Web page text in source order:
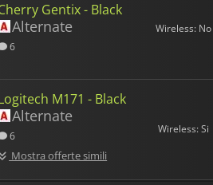
Gentix - Black
Alternate
6
Wireless: No
M171 - Black
Alternate
6
Mostra offerte simili
Wireless: Si